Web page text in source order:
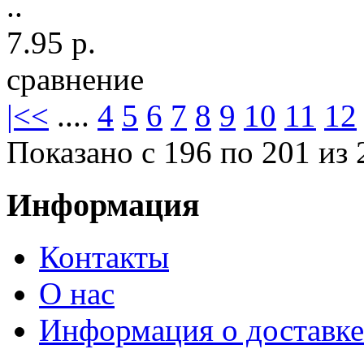
7.95 р.
сравнение
|<< .... 4 5 6 7 8 9 10 11 12
Показано с 196 по 201 из
Информация
Контакты
О нас
Информация о доставке